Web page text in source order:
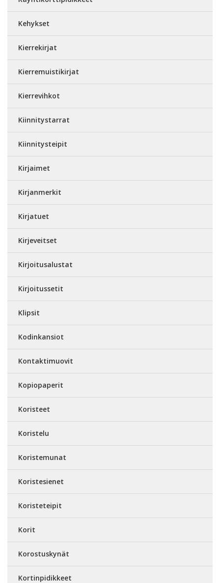
Kehykset
Kierrekirjat
Kierremuistikirjat
Kierrevihkot
Kiinnitystarrat
Kiinnitysteipit
Kirjaimet
Kirjanmerkit
Kirjatuet
Kirjeveitset
Kirjoitusalustat
Kirjoitussetit
Klipsit
Kodinkansiot
Kontaktimuovit
Kopiopaperit
Koristeet
Koristelu
Koristemunat
Koristesienet
Koristeteipit
Korit
Korostuskynät
Kortinpidikkeet